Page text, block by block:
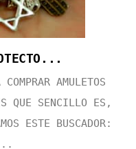
AMULETOS
QUE SENCILLO ES,
ESTE BUSCADOR: